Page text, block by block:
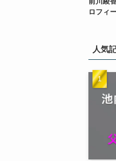
ロフィ
人気